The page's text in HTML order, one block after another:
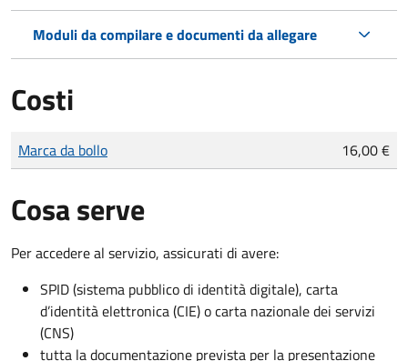
Moduli da compilare e documenti da allegare
Costi
Tipo di pagamento
Importo
Marca da bollo 16,00 €
Cosa serve
Per accedere al servizio, assicurati di avere:
SPID (sistema pubblico di identità digitale), carta
d’identità elettronica (CIE) o carta nazionale dei servizi
(CNS)
tutta la documentazione prevista per la presentazione